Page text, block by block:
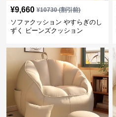
¥9,660 ¥10730(割引前)
ソファクッション やすらぎのし
ずく ビーンズクッション